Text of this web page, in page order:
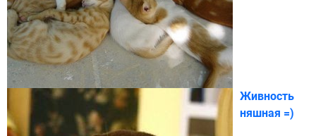
Живность
няшная =)